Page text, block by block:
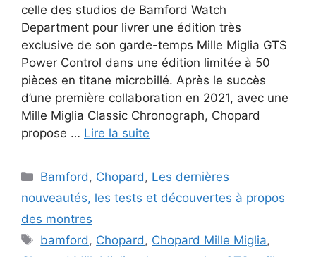
celle des studios de Bamford Watch
Department pour livrer une édition très
exclusive de son garde-temps Mille Miglia GTS
Power Control dans une édition limitée à 50
pièces en titane microbillé. Après le succès
d’une première collaboration en 2021, avec une
Mille Miglia Classic Chronograph, Chopard
propose … Lire la suite
Catégories
Bamford , Chopard , Les dernières
nouveautés, les tests et découvertes à propos
des montres
Étiquettes
bamford , Chopard , Chopard Mille Miglia,